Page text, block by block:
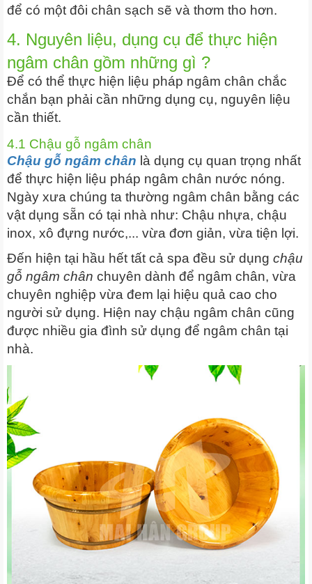
để có một đôi chân sạch sẽ và thơm tho hơn.
4. Nguyên liệu, dụng cụ để thực hiện
ngâm chân gồm những gì ?
Để có thể thực hiện liệu pháp ngâm chân chắc
chắn bạn phải cần những dụng cụ, nguyên liệu
cần thiết.
4.1 Chậu gỗ ngâm chân
Chậu gỗ ngâm chân là dụng cụ quan trọng nhất
để thực hiện liệu pháp ngâm chân nước nóng.
Ngày xưa chúng ta thường ngâm chân bằng các
vật dụng sẵn có tại nhà như: Chậu nhựa, chậu
inox, xô đựng nước,... vừa đơn giản, vừa tiện lợi.
Đến hiện tại hầu hết tất cả spa đều sử dụng chậu
gỗ ngâm chân chuyên dành để ngâm chân, vừa
chuyên nghiệp vừa đem lại hiệu quả cao cho
người sử dụng. Hiện nay chậu ngâm chân cũng
được nhiều gia đình sử dụng để ngâm chân tại
nhà.